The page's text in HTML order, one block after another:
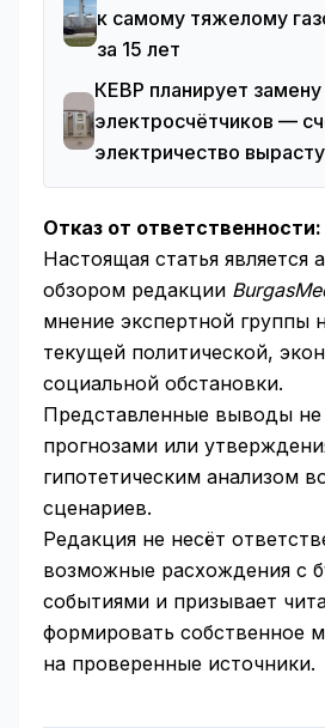
к самому тяжелому
за 15 лет
КЕВР планирует
электросчётчиков —
электричество
Отказ от ответственности:
Настоящая статья является
обзором редакции
мнение экспертной группы
текущей политической,
социальной обстановки.
Представленные выводы не
прогнозами или
гипотетическим анализом
сценариев.
Редакция не несёт
возможные расхождения с
событиями и призывает
формировать собственное
на проверенные источники.